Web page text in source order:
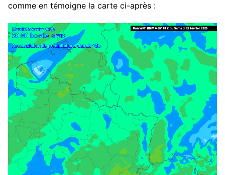
comme en témoigne la carte ci-après :